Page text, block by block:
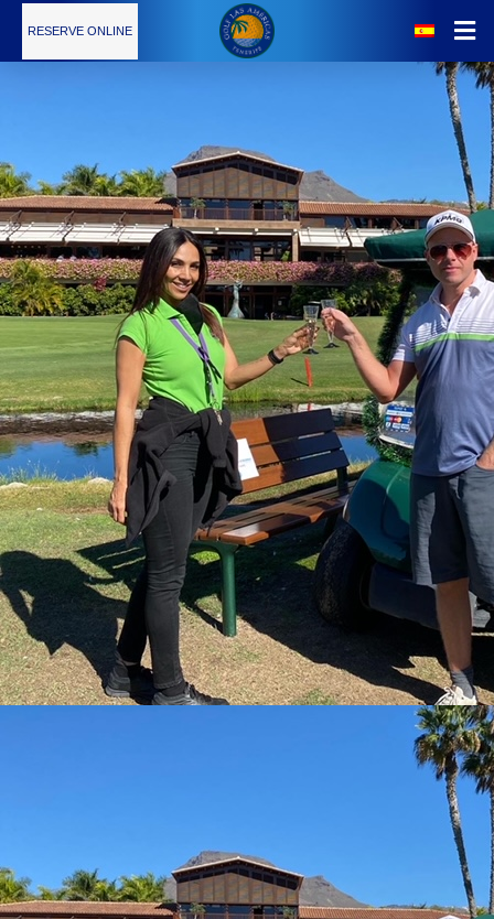
RESERVE ONLINE
El Campo
Tarifas
Servicios
Escuela de Golf
Restaurante
Calendario de Torneos
Galería
Contacto
Aviso Legal